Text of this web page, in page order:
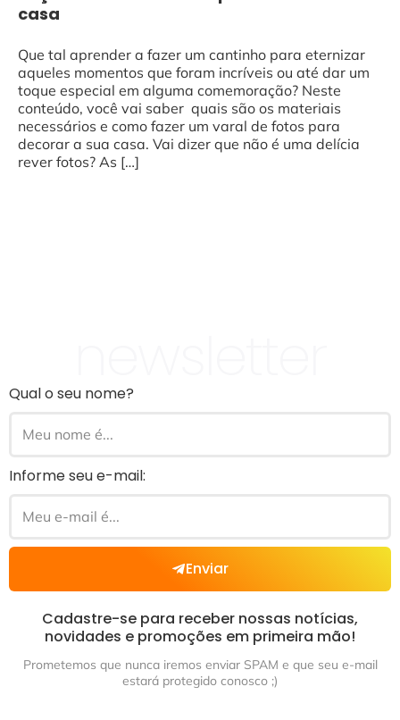
casa
Que tal aprender a fazer um cantinho para eternizar
aqueles momentos que foram incríveis ou até dar um
toque especial em alguma comemoração? Neste
conteúdo, você vai saber quais são os materiais
necessários e como fazer um varal de fotos para
decorar a sua casa. Vai dizer que não é uma delícia
rever fotos? As […]
Qual o seu nome?
Informe seu e-mail:
Enviar
Cadastre-se para receber nossas notícias,
novidades e promoções em primeira mão!
Prometemos que nunca iremos enviar SPAM e que seu e-mail
estará protegido conosco ;)